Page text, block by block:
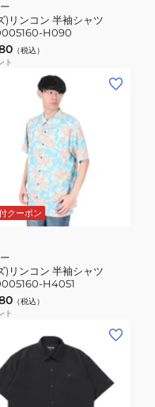
)リンコン 半袖シャツ
H090
（税込）
ト
クーポン
)リンコン 半袖シャツ
H4051
（税込）
ト